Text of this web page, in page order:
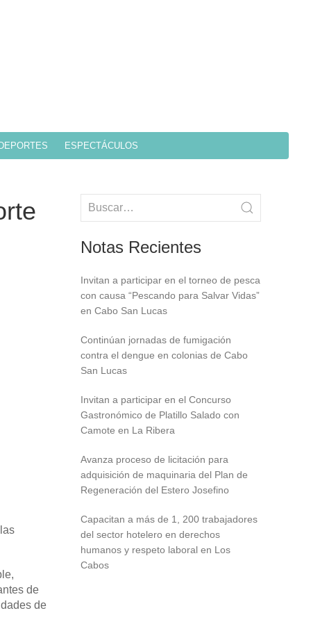
ESPECTÁCULOS
de
de
Notas Recientes
Invitan a participar en el torneo de pesca
con causa “Pescando para Salvar Vidas”
en Cabo San Lucas
Continúan jornadas de fumigación
contra el dengue en colonias de Cabo
San Lucas
Invitan a participar en el Concurso
Gastronómico de Platillo Salado con
Camote en La Ribera
Avanza proceso de licitación para
adquisición de maquinaria del Plan de
Regeneración del Estero Josefino
Capacitan a más de 1, 200 trabajadores
del sector hotelero en derechos
humanos y respeto laboral en Los
Cabos